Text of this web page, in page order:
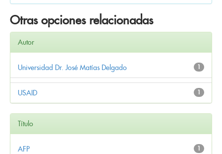
Otras opciones relacionadas
Autor
1
Universidad Dr. José Matías Delgado
1
USAID
Título
1
AFP